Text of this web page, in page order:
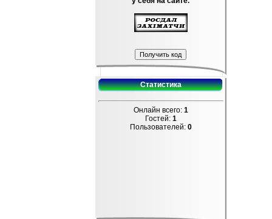
Статистика
Онлайн всего: 1
Гостей: 1
Пользователей: 0